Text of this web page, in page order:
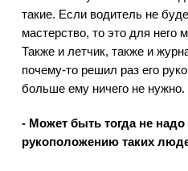
такие. Если водитель не
мастерство, то это для него
Также и летчик, также и
почему-то решил раз его
больше ему ничего не нужно.
- Может быть тогда не надо
рукоположению таких